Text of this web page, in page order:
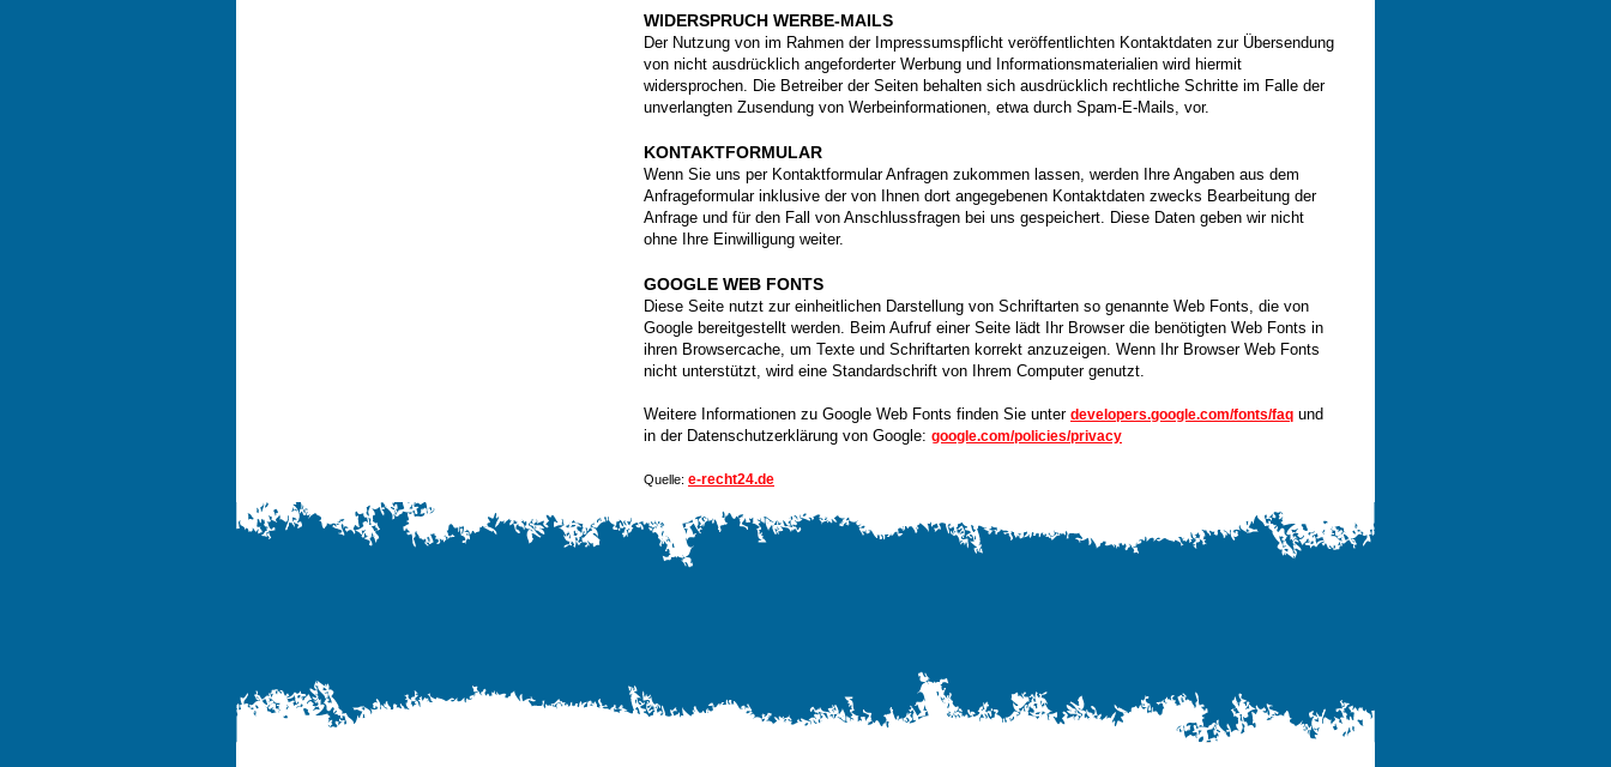
WIDERSPRUCH WERBE-MAILS
Der Nutzung von im Rahmen der Impressumspflicht veröffentlichten Kontaktdaten zur Übersendung
von nicht ausdrücklich angeforderter Werbung und Informationsmaterialien wird hiermit
widersprochen. Die Betreiber der Seiten behalten sich ausdrücklich rechtliche Schritte im Falle der
unverlangten Zusendung von Werbeinformationen, etwa durch Spam-E-Mails, vor.
KONTAKTFORMULAR
Wenn Sie uns per Kontaktformular Anfragen zukommen lassen, werden Ihre Angaben aus dem
Anfrageformular inklusive der von Ihnen dort angegebenen Kontaktdaten zwecks Bearbeitung der
Anfrage und für den Fall von Anschlussfragen bei uns gespeichert. Diese Daten geben wir nicht
ohne Ihre Einwilligung weiter.
GOOGLE WEB FONTS
Diese Seite nutzt zur einheitlichen Darstellung von Schriftarten so genannte Web Fonts, die von
Google bereitgestellt werden. Beim Aufruf einer Seite lädt Ihr Browser die benötigten Web Fonts in
ihren Browsercache, um Texte und Schriftarten korrekt anzuzeigen. Wenn Ihr Browser Web Fonts
nicht unterstützt, wird eine Standardschrift von Ihrem Computer genutzt.
Weitere Informationen zu Google Web Fonts finden Sie unter developers.google.com/fonts/faq und
in der Datenschutzerklärung von Google: google.com/policies/privacy
Quelle: e-recht24.de